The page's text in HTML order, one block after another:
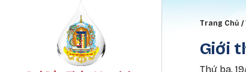
Trang Chủ
Giới
Thứ ba,